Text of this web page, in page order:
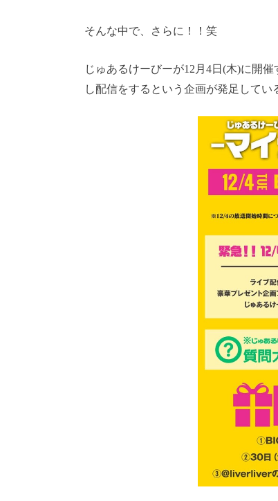
そんな中で、さらに！！笑
じゅあるけーびーが12月4日(木)に開
し配信をするという企画が発足してい